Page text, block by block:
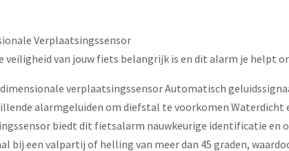
Verplaatsingssensor
veiligheid van jouw fiets belangrijk is en dit alarm je helpt
verplaatsingssensor Automatisch
alarmgeluiden om diefstal te voorkomen Waterdicht
biedt dit fietsalarm nauwkeurige identificatie
bij een valpartij of helling van meer dan 45 graden,